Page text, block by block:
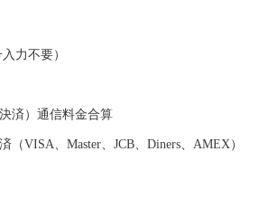
て、市内各所の神社で繰り広げられる秋
るだんじり、みこし、太鼓台が奉納されま
十河信二氏ゆかりの地に誕生した四国初
文化館」があります。十河氏の功績を紹
、物産販売を行う観光交流センターを併
イミングの競技別強化センターとして、J
力不要）
済）通信料金合算
（VISA、Master、JCB、Diners、AMEX）